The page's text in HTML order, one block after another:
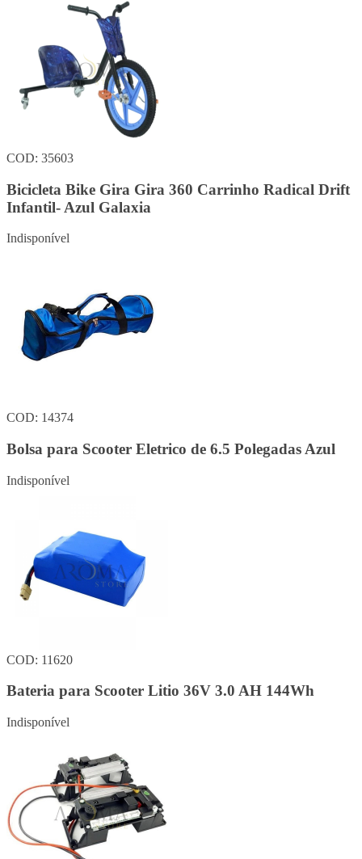
COD: 35603
Bicicleta Bike Gira Gira 360 Carrinho Radical Drift
Infantil- Azul Galaxia
Indisponível
COD: 14374
Bolsa para Scooter Eletrico de 6.5 Polegadas Azul
Indisponível
COD: 11620
Bateria para Scooter Litio 36V 3.0 AH 144Wh
Indisponível